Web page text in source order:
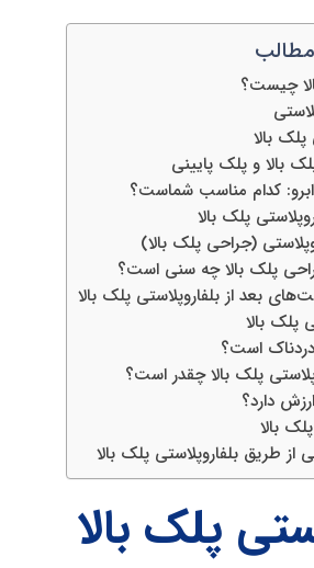
چیست؟
بالا
بالا و پلک پایینی
کدام مناسب شماست؟
پلک بالا
(جراحی پلک بالا)
پلک بالا چه سنی است؟
بعد از بلفاروپلاستی پلک بالا
پلک بالا
دردناک است؟
پلک بالا چقدر است؟
دارد؟
بالا
از طریق بلفاروپلاستی پلک بالا
پلک بالا